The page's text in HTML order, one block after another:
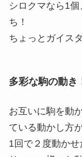
シロクマなら1
ち！
ちょっとガイス
多彩な駒の動き
お互いに駒を動
ている動かし方
1回で２度動か